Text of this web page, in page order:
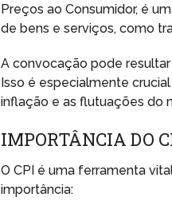
Preços ao Consumidor, é
de bens e serviços, como
A convocação pode
Isso é especialmente
inflação e as flutuações do
IMPORTÂNCIA DO
O CPI é uma ferramenta
importância: